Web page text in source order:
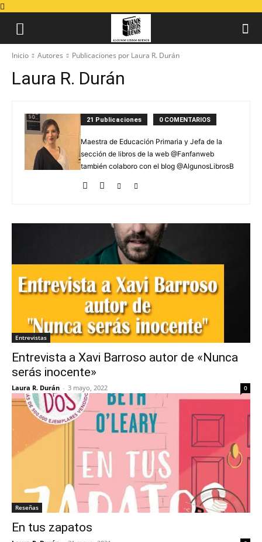
Inicio Autores Publicaciones por Laura R. Durán
Laura R. Durán
21 Publicaciones 0 COMENTARIOS
Maestra de Educación Primaria y Jefa de la
sección de libros de la web @Fanfanweb
también colaboro con el blog @AlgunosLibrosB
Entrevistas
Entrevista a Xavi Barroso autor de «Nunca
serás inocente»
Laura R. Durán - 3 mayo, 2022 0
Reseñas
En tus zapatos